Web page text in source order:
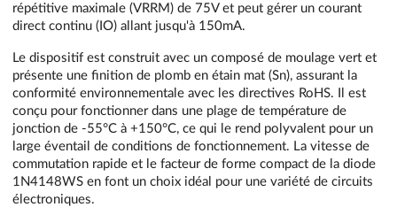
répétitive maximale (VRRM) de 75V et peut gérer un courant
direct continu (IO) allant jusqu'à 150mA.
Le dispositif est construit avec un composé de moulage vert et
présente une finition de plomb en étain mat (Sn), assurant la
conformité environnementale avec les directives RoHS. Il est
conçu pour fonctionner dans une plage de température de
jonction de -55°C à +150°C, ce qui le rend polyvalent pour un
large éventail de conditions de fonctionnement. La vitesse de
commutation rapide et le facteur de forme compact de la diode
1N4148WS en font un choix idéal pour une variété de circuits
électroniques.